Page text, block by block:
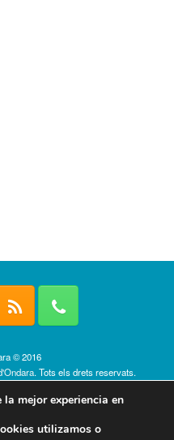
© 2016
. Tots els drets reservats.
mejor experiencia en
utilizamos o